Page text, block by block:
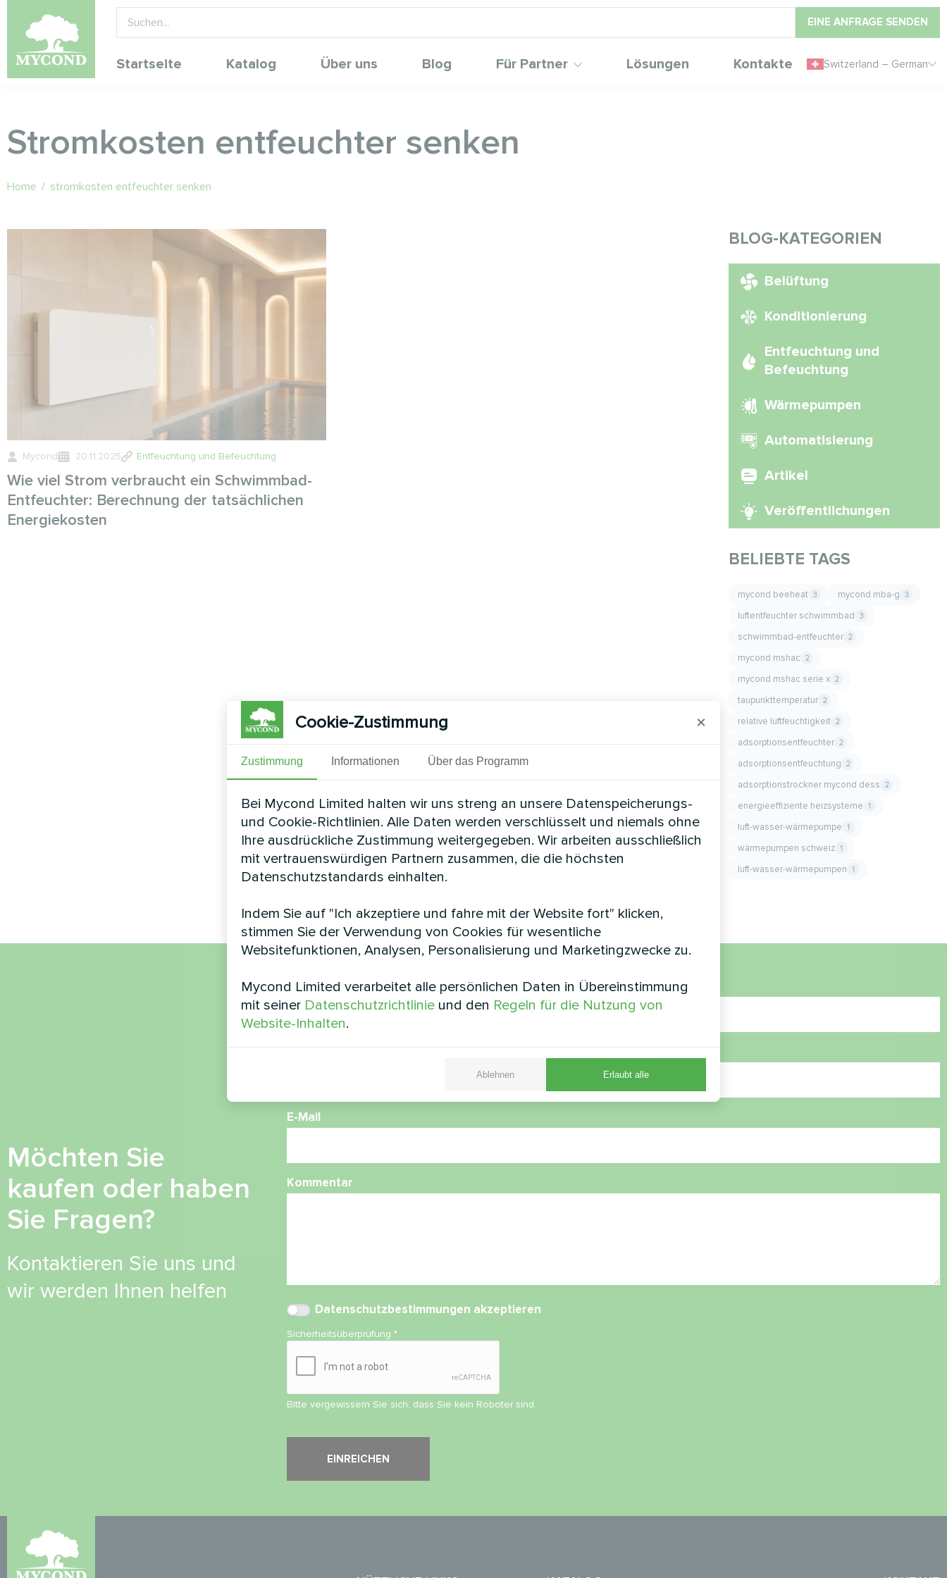
EINE ANFRAGE SENDEN
Startseite Katalog Über uns Blog Für Partner Lösungen Kontakte Switzerland – German
Stromkosten entfeuchter senken
Home / stromkosten entfeuchter senken
Mycond 20.11.2025 Entfeuchtung und Befeuchtung
Wie viel Strom verbraucht ein Schwimmbad-
Entfeuchter: Berechnung der tatsächlichen
Energiekosten
BLOG-KATEGORIEN
Belüftung
Konditionierung
Entfeuchtung und
Befeuchtung
Wärmepumpen
Automatisierung
Artikel
Veröffentlichungen
BELIEBTE TAGS
mycond beeheat 3 mycond mba-g 3
luftentfeuchter schwimmbad 3
schwimmbad-entfeuchter 2
mycond mshac 2
mycond mshac serie x 2
taupunkttemperatur 2
relative luftfeuchtigkeit 2
adsorptionsentfeuchter 2
adsorptionsentfeuchtung 2
adsorptionstrockner mycond dess 2
energieeffiziente heizsysteme 1
luft-wasser-wärmepumpe 1
wärmepumpen schweiz 1
luft-wasser-wärmepumpen 1
Möchten Sie
kaufen oder haben
Sie Fragen?
Kontaktieren Sie uns und
wir werden Ihnen helfen
Name
E-Mail
Kommentar
Datenschutzbestimmungen akzeptieren
Sicherheitsüberprüfung*
Bitte vergewissern Sie sich, dass Sie kein Roboter sind.
Cookie-Zustimmung ×
Zustimmung Informationen Über das Programm
Bei Mycond Limited halten wir uns streng an unsere Datenspeicherungs-
und Cookie-Richtlinien. Alle Daten werden verschlüsselt und niemals ohne
Ihre ausdrückliche Zustimmung weitergegeben. Wir arbeiten ausschließlich
mit vertrauenswürdigen Partnern zusammen, die die höchsten
Datenschutzstandards einhalten.
Indem Sie auf "Ich akzeptiere und fahre mit der Website fort" klicken,
stimmen Sie der Verwendung von Cookies für wesentliche
Websitefunktionen, Analysen, Personalisierung und Marketingzwecke zu.
Mycond Limited verarbeitet alle persönlichen Daten in Übereinstimmung
mit seiner Datenschutzrichtlinie und den Regeln für die Nutzung von
Website-Inhalten.
Ablehnen Erlaubt alle